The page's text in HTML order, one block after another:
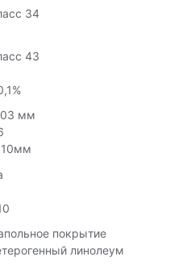
34
43
мм
покрытие
линолеум